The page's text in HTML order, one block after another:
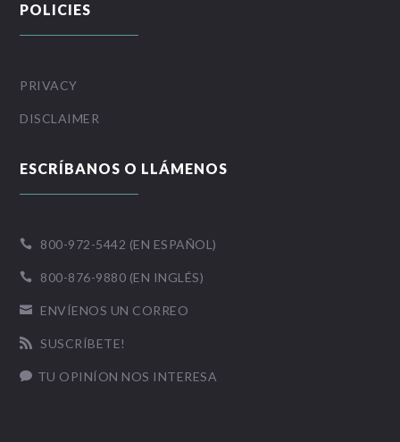
POLICIES
PRIVACY
DISCLAIMER
ESCRÍBANOS O LLÁMENOS
 800-972-5442 (EN ESPAÑOL)
 800-876-9880 (EN INGLÉS)
 ENVÍENOS UN CORREO
 SUSCRÍBETE!
 TU OPINÍON NOS INTERESA